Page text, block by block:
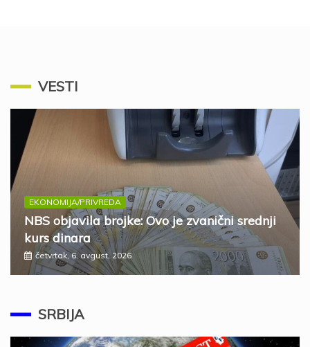
VESTI
EKONOMIJA/PRIVREDA
NBS objavila brojke: Ovo je zvanični srednji
kurs dinara
četvrtak, 6. avgust, 2026
SRBIJA